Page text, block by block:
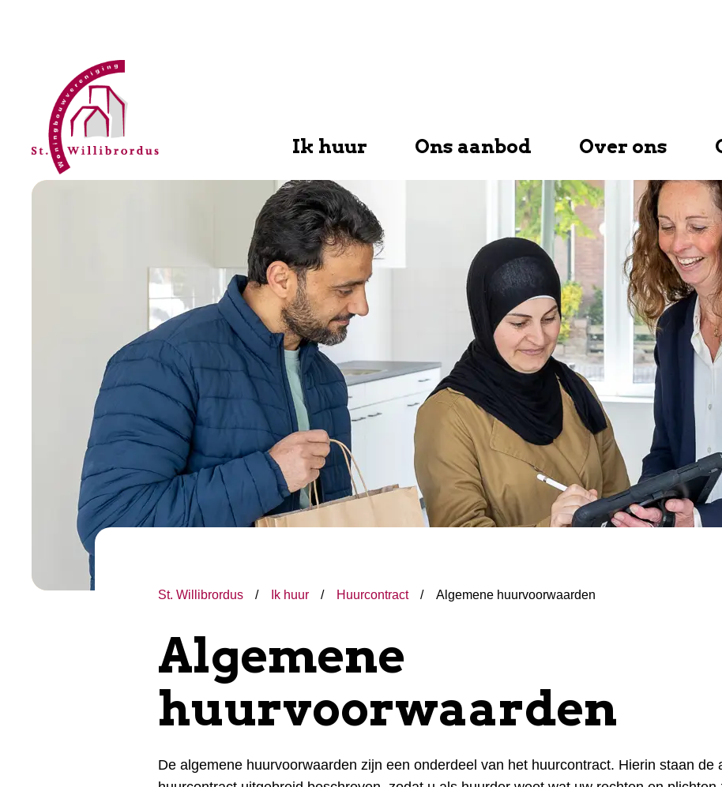
Ik huur Ons aanbod Over ons
St. Willibrordus Ik huur Huurcontract Algemene huurvoorwaarden
Algemene
huurvoorwaarden
De algemene huurvoorwaarden zijn een onderdeel van het huurcontract. Hierin staan de